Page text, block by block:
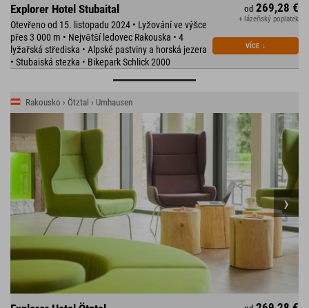
Explorer Hotel Stubaital
Otevřeno od 15. listopadu 2024 • Lyžování ve výšce
přes 3 000 m • Největší ledovec Rakouska • 4
lyžařská střediska • Alpské pastviny a horská jezera
• Stubaiská stezka • Bikepark Schlick 2000
od 269,28 €
+ lázeňský poplatek
VÍCE ↓
Rakousko › Ötztal › Umhausen